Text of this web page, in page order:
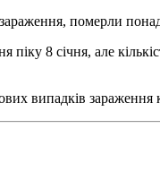
померли понад
8 січня, але
випадків зараження